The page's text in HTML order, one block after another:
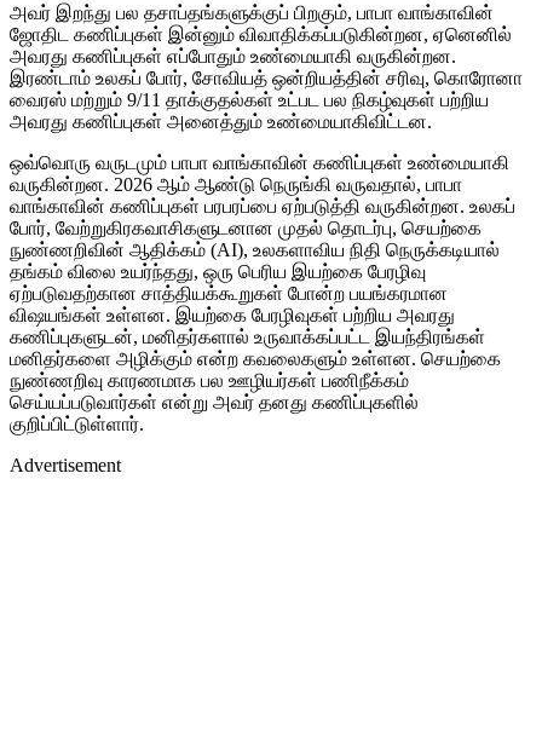
அவர் இறந்து பல தசாப்தங்களுக்குப் பிறகும், பாபா வாங்காவின்
ஜோதிட கணிப்புகள் இன்னும் விவாதிக்கப்படுகின்றன, ஏனெனில்
அவரது கணிப்புகள் எப்போதும் உண்மையாகி வருகின்றன.
இரண்டாம் உலகப் போர், சோவியத் ஒன்றியத்தின் சரிவு, கொரோனா
வைரஸ் மற்றும் 9/11 தாக்குதல்கள் உட்பட பல நிகழ்வுகள் பற்றிய
அவரது கணிப்புகள் அனைத்தும் உண்மையாகிவிட்டன.
ஒவ்வொரு வருடமும் பாபா வாங்காவின் கணிப்புகள் உண்மையாகி
வருகின்றன. 2026 ஆம் ஆண்டு நெருங்கி வருவதால், பாபா
வாங்காவின் கணிப்புகள் பரபரப்பை ஏற்படுத்தி வருகின்றன. உலகப்
போர், வேற்றுகிரகவாசிகளுடனான முதல் தொடர்பு, செயற்கை
நுண்ணறிவின் ஆதிக்கம் (AI), உலகளாவிய நிதி நெருக்கடியால்
தங்கம் விலை உயர்ந்தது, ஒரு பெரிய இயற்கை பேரழிவு
ஏற்படுவதற்கான சாத்தியக்கூறுகள் போன்ற பயங்கரமான
விஷயங்கள் உள்ளன. இயற்கை பேரழிவுகள் பற்றிய அவரது
கணிப்புகளுடன், மனிதர்களால் உருவாக்கப்பட்ட இயந்திரங்கள்
மனிதர்களை அழிக்கும் என்ற கவலைகளும் உள்ளன. செயற்கை
நுண்ணறிவு காரணமாக பல ஊழியர்கள் பணிநீக்கம்
செய்யப்படுவார்கள் என்று அவர் தனது கணிப்புகளில்
குறிப்பிட்டுள்ளார்.
Advertisement